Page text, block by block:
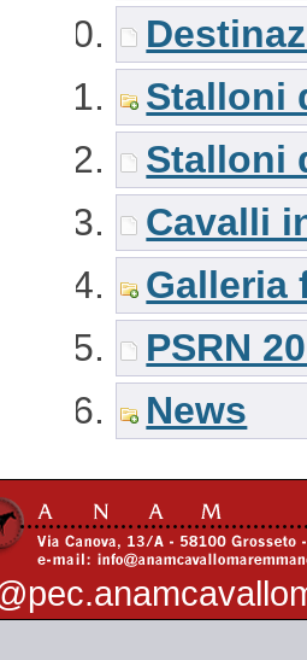
Stalloni
Stalloni
Cavalli
Galleria
PSRN
News